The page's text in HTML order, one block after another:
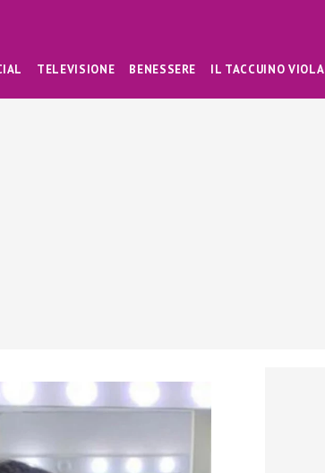
TELEVISIONE BENESSERE IL TACCUINO VIOLA